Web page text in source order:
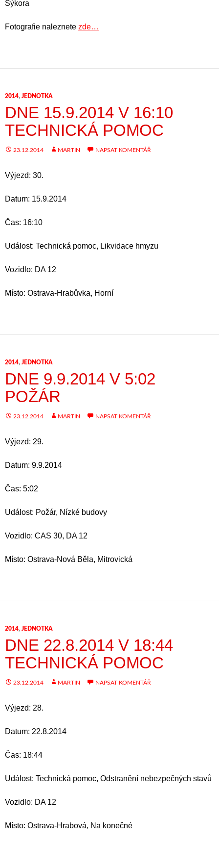
Sýkora
Fotografie naleznete zde…
2014, JEDNOTKA
DNE 15.9.2014 V 16:10
TECHNICKÁ POMOC
23.12.2014 MARTIN NAPSAT KOMENTÁŘ
Výjezd: 30.
Datum: 15.9.2014
Čas: 16:10
Událost: Technická pomoc, Likvidace hmyzu
Vozidlo: DA 12
Místo: Ostrava-Hrabůvka, Horní
2014, JEDNOTKA
DNE 9.9.2014 V 5:02
POŽÁR
23.12.2014 MARTIN NAPSAT KOMENTÁŘ
Výjezd: 29.
Datum: 9.9.2014
Čas: 5:02
Událost: Požár, Nízké budovy
Vozidlo: CAS 30, DA 12
Místo: Ostrava-Nová Běla, Mitrovická
2014, JEDNOTKA
DNE 22.8.2014 V 18:44
TECHNICKÁ POMOC
23.12.2014 MARTIN NAPSAT KOMENTÁŘ
Výjezd: 28.
Datum: 22.8.2014
Čas: 18:44
Událost: Technická pomoc, Odstranění nebezpečných stavů
Vozidlo: DA 12
Místo: Ostrava-Hrabová, Na konečné